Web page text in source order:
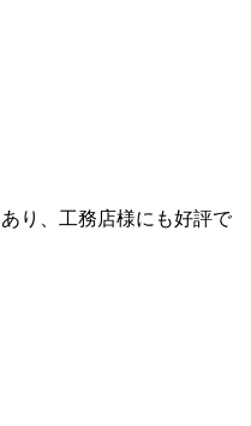
り、工務店様にも好評で